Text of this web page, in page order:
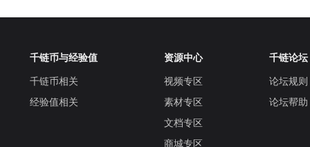
千链币与经验值
千链币相关
经验值相关
资源中心
视频专区
素材专区
文档专区
商城专区
千链论坛
论坛规则
论坛帮助